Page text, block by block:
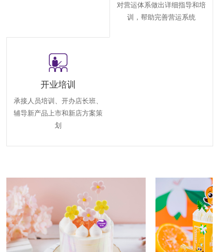
对营运体系做出详细指导和培
训，帮助完善营运系统
开业培训
承接人员培训、开办店长班、
辅导新产品上市和新店方案策
划